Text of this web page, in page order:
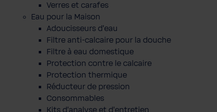
Verres et carafes
Eau pour la Maison
Adoucisseurs d'eau
Filtre anti-calcaire pour la douche
Filtre à eau domestique
Protection contre le calcaire
Protection thermique
Réducteur de pression
Consommables
Kits d'analyse et d'entretien